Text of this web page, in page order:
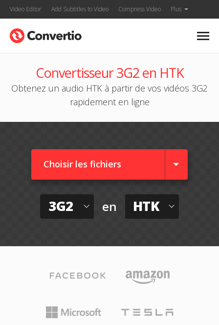
Video Editor Add Subtitles to Video Compress Video Plus
Convertisseur 3G2 en HTK
Obtenez un audio HTK à partir de vos vidéos 3G2
rapidement en ligne
Choisir les fichiers
3G2 en HTK